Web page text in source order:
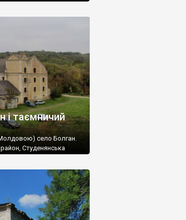
і таємничий
село Болган.
Студенянська
Всі епітафії, які
– цвинтар
У 1924-1940